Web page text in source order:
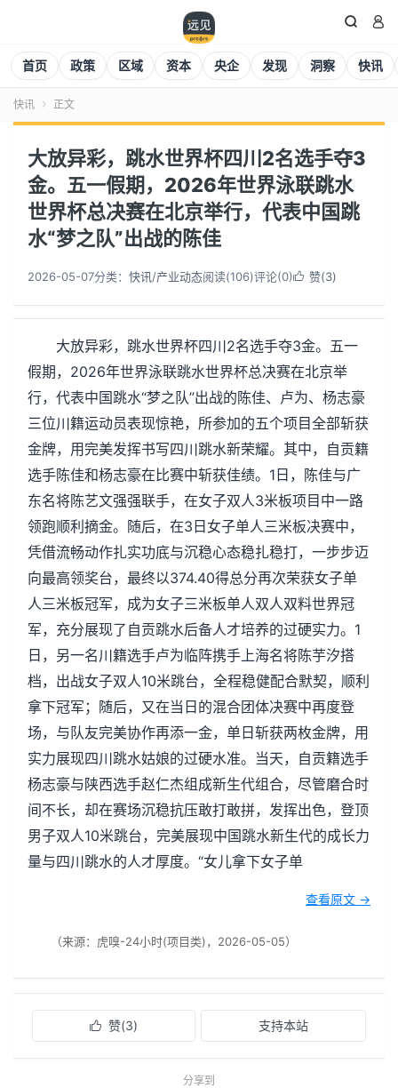
 
首页 政策 区域 资本 央企 发现 洞察 快讯
快讯  正文
大放异彩，跳水世界杯四川2名选手夺3
金。五一假期，2026年世界泳联跳水
世界杯总决赛在北京举行，代表中国跳
水“梦之队”出战的陈佳
2026-05-07分类： 快讯/产业动态阅读(107)评论(0) 赞(3)
大放异彩，跳水世界杯四川2名选手夺3金。五一
假期，2026年世界泳联跳水世界杯总决赛在北京举
行，代表中国跳水“梦之队”出战的陈佳、卢为、杨志豪
三位川籍运动员表现惊艳，所参加的五个项目全部斩获
金牌，用完美发挥书写四川跳水新荣耀。其中，自贡籍
选手陈佳和杨志豪在比赛中斩获佳绩。1日，陈佳与广
东名将陈艺文强强联手，在女子双人3米板项目中一路
领跑顺利摘金。随后，在3日女子单人三米板决赛中，
凭借流畅动作扎实功底与沉稳心态稳扎稳打，一步步迈
向最高领奖台，最终以374.40得总分再次荣获女子单
人三米板冠军，成为女子三米板单人双人双料世界冠
军，充分展现了自贡跳水后备人才培养的过硬实力。1
日，另一名川籍选手卢为临阵携手上海名将陈芋汐搭
档，出战女子双人10米跳台，全程稳健配合默契，顺利
拿下冠军；随后，又在当日的混合团体决赛中再度登
场，与队友完美协作再添一金，单日斩获两枚金牌，用
实力展现四川跳水姑娘的过硬水准。当天，自贡籍选手
杨志豪与陕西选手赵仁杰组成新生代组合，尽管磨合时
间不长，却在赛场沉稳抗压敢打敢拼，发挥出色，登顶
男子双人10米跳台，完美展现中国跳水新生代的成长力
量与四川跳水的人才厚度。“女儿拿下女子单
查看原文 →
（来源：虎嗅-24小时(项目类)，2026-05-05）
 赞(3) 支持本站
分享到